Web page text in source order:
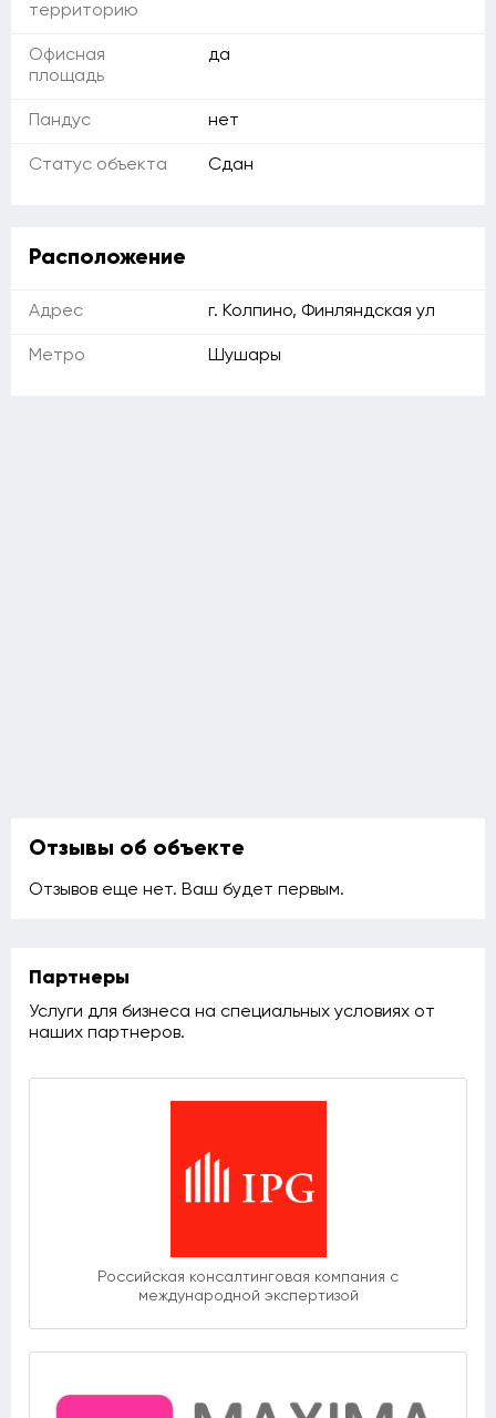
территорию
Офисная
площадь
да
Пандус нет
Статус объекта Сдан
Расположение
Адрес г. Колпино, Финляндская ул
Метро Шушары
Отзывы об объекте
Отзывов еще нет. Ваш будет первым.
Партнеры
Услуги для бизнеса на специальных условиях от
наших партнеров.
Российская консалтинговая компания с
международной экспертизой